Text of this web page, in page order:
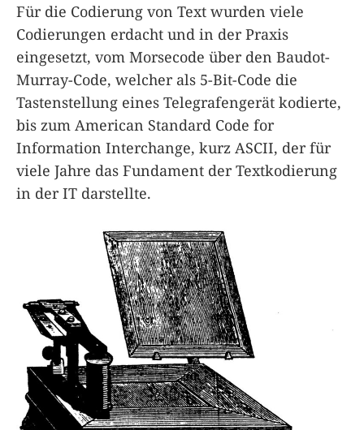
Für die Codierung von Text wurden viele
Codierungen erdacht und in der Praxis
eingesetzt, vom Morsecode über den Baudot-
Murray-Code, welcher als 5-Bit-Code die
Tastenstellung eines Telegrafengerät kodierte,
bis zum American Standard Code for
Information Interchange, kurz ASCII, der für
viele Jahre das Fundament der Textkodierung
in der IT darstellte.